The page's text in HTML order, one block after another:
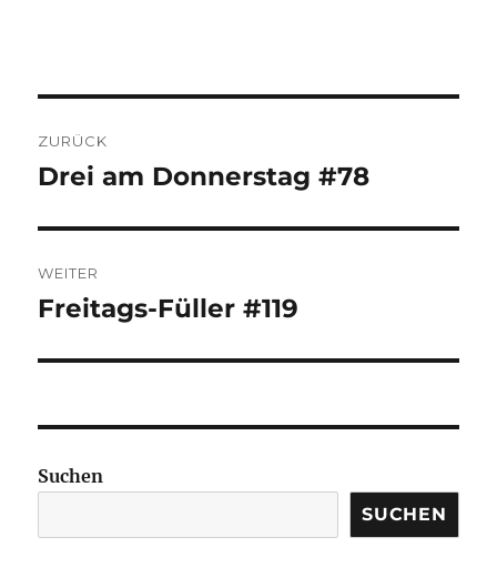
ZURÜCK
Vorheriger
Drei am Donnerstag #78
WEITER
Nächster
Freitags-Füller #119
Suchen
SUCHEN